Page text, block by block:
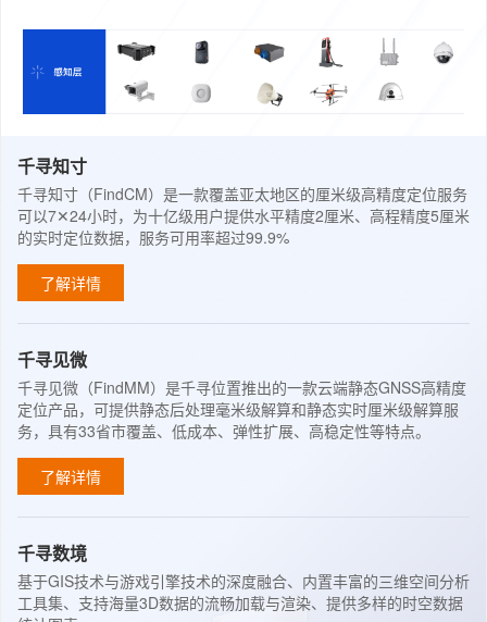
千寻知寸
千寻知寸（FindCM）是一款覆盖亚太地区的厘米级高精度定位服务
可以7✕24小时，为十亿级用户提供水平精度2厘米、高程精度5厘米
的实时定位数据，服务可用率超过99.9%
了解详情
千寻见微
千寻见微（FindMM）是千寻位置推出的一款云端静态GNSS高精度
定位产品，可提供静态后处理毫米级解算和静态实时厘米级解算服
务，具有33省市覆盖、低成本、弹性扩展、高稳定性等特点。
了解详情
千寻数境
基于GIS技术与游戏引擎技术的深度融合、内置丰富的三维空间分析
工具集、支持海量3D数据的流畅加载与渲染、提供多样的时空数据